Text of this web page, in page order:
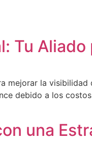
Tu
mejorar la
debido a los
una